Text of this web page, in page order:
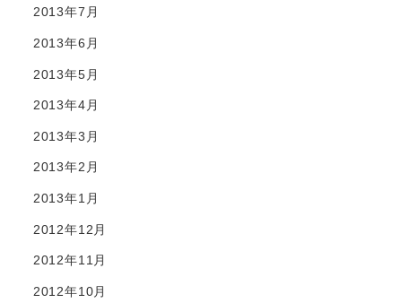
2013年7月
2013年6月
2013年5月
2013年4月
2013年3月
2013年2月
2013年1月
2012年12月
2012年11月
2012年10月